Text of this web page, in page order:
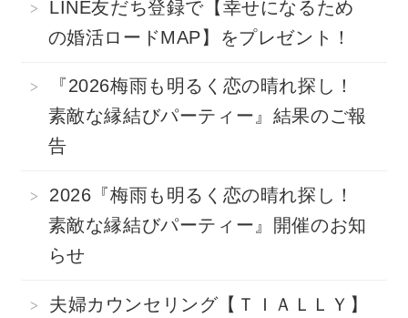
LINE友だち登録で【幸せになるため
の婚活ロードMAP】をプレゼント！
『2026梅雨も明るく恋の晴れ探し！
素敵な縁結びパーティー』結果のご報
告
2026『梅雨も明るく恋の晴れ探し！
素敵な縁結びパーティー』開催のお知
らせ
夫婦カウンセリング【ＴＩＡＬＬＹ】